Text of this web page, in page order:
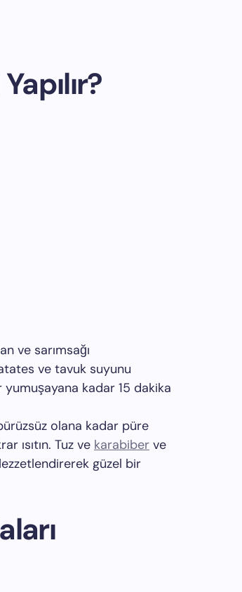
ve sarımsağı
ve tavuk suyunu
yumuşayana kadar 15 dakika
olana kadar püre
ısıtın. Tuz ve karabiber ve
güzel bir